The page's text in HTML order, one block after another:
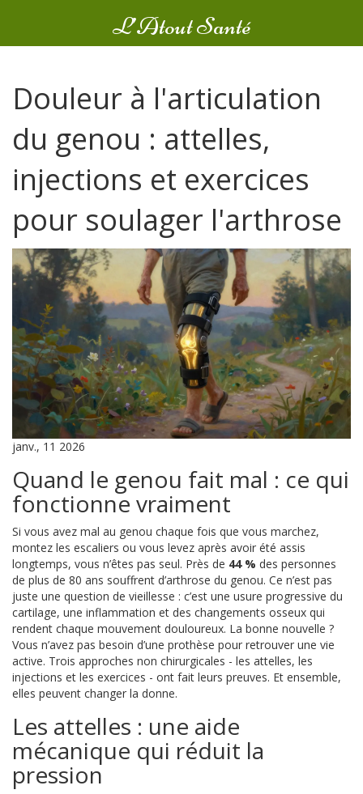
L’Atout Santé
Douleur à l'articulation
du genou : attelles,
injections et exercices
pour soulager l'arthrose
janv., 11 2026
Quand le genou fait mal : ce qui
fonctionne vraiment
Si vous avez mal au genou chaque fois que vous marchez,
montez les escaliers ou vous levez après avoir été assis
longtemps, vous n’êtes pas seul. Près de 44 % des personnes
de plus de 80 ans souffrent d’arthrose du genou. Ce n’est pas
juste une question de vieillesse : c’est une usure progressive du
cartilage, une inflammation et des changements osseux qui
rendent chaque mouvement douloureux. La bonne nouvelle ?
Vous n’avez pas besoin d’une prothèse pour retrouver une vie
active. Trois approches non chirurgicales - les attelles, les
injections et les exercices - ont fait leurs preuves. Et ensemble,
elles peuvent changer la donne.
Les attelles : une aide
mécanique qui réduit la
pression